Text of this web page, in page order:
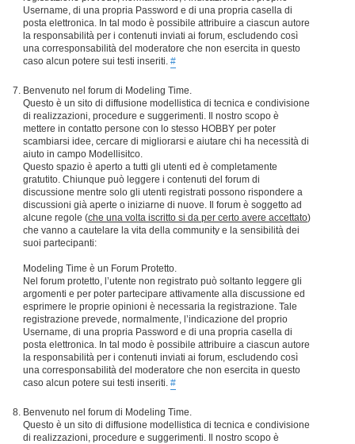
Username, di una propria Password e di una propria casella di
posta elettronica. In tal modo è possibile attribuire a ciascun autore
la responsabilità per i contenuti inviati ai forum, escludendo così
una corresponsabilità del moderatore che non esercita in questo
caso alcun potere sui testi inseriti. #
Benvenuto nel forum di Modeling Time.
Questo è un sito di diffusione modellistica di tecnica e condivisione
di realizzazioni, procedure e suggerimenti. Il nostro scopo è
mettere in contatto persone con lo stesso HOBBY per poter
scambiarsi idee, cercare di migliorarsi e aiutare chi ha necessità di
aiuto in campo Modellisitco.
Questo spazio è aperto a tutti gli utenti ed è completamente
gratutito. Chiunque può leggere i contenuti del forum di
discussione mentre solo gli utenti registrati possono rispondere a
discussioni già aperte o iniziarne di nuove. Il forum è soggetto ad
alcune regole (che una volta iscritto si da per certo avere accettato)
che vanno a cautelare la vita della community e la sensibilità dei
suoi partecipanti:
Modeling Time è un Forum Protetto.
Nel forum protetto, l’utente non registrato può soltanto leggere gli
argomenti e per poter partecipare attivamente alla discussione ed
esprimere le proprie opinioni è necessaria la registrazione. Tale
registrazione prevede, normalmente, l’indicazione del proprio
Username, di una propria Password e di una propria casella di
posta elettronica. In tal modo è possibile attribuire a ciascun autore
la responsabilità per i contenuti inviati ai forum, escludendo così
una corresponsabilità del moderatore che non esercita in questo
caso alcun potere sui testi inseriti. #
Benvenuto nel forum di Modeling Time.
Questo è un sito di diffusione modellistica di tecnica e condivisione
di realizzazioni, procedure e suggerimenti. Il nostro scopo è